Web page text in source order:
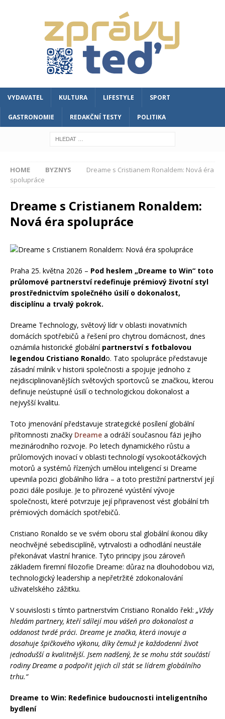
VYDAVATEL KULTURA LIFESTYLE SPORT
GASTRONOMIE REDAKČNÍ TESTY POLITIKA
HOME BYZNYS
Dreame s Cristianem Ronaldem: Nová éra
spolupráce
Dreame s Cristianem Ronaldem:
Nová éra spolupráce
Praha 25. května 2026 – Pod heslem „Dreame to Win“ toto
průlomové partnerství redefinuje prémiový životní styl
prostřednictvím společného úsilí o dokonalost,
disciplínu a trvalý pokrok.
Dreame Technology, světový lídr v oblasti inovativních
domácích spotřebičů a řešení pro chytrou domácnost, dnes
oznámila historické globální partnerství s fotbalovou
legendou Cristiano Ronaldo. Tato spolupráce představuje
zásadní milník v historii společnosti a spojuje jednoho z
nejdisciplinovanějších světových sportovců se značkou, kterou
definuje neústupné úsilí o technologickou dokonalost a
nejvyšší kvalitu.
Toto jmenování představuje strategické posílení globální
přítomnosti značky Dreame a odráží současnou fázi jejího
mezinárodního rozvoje. Po letech dynamického růstu a
průlomových inovací v oblasti technologií vysokootáčkových
motorů a systémů řízených umělou inteligencí si Dreame
upevnila pozici globálního lídra – a toto prestižní partnerství její
pozici dále posiluje. Je to přirozené vyústění vývoje
společnosti, které potvrzuje její připravenost vést globální trh
prémiových domácích spotřebičů.
Cristiano Ronaldo se ve svém oboru stal globální ikonou díky
neochvějné sebedisciplíně, vytrvalosti a odhodlání neustále
překonávat vlastní hranice. Tyto principy jsou zároveň
základem firemní filozofie Dreame: důraz na dlouhodobou vizi,
technologický leadership a nepřetržité zdokonalování
uživatelského zážitku.
V souvislosti s tímto partnerstvím Cristiano Ronaldo řekl: „Vždy
hledám partnery, kteří sdílejí mou vášeň pro dokonalost a
oddanost tvrdé práci. Dreame je značka, která inovuje a
dosahuje špičkového výkonu, díky čemuž je každodenní život
jednodušší a kvalitnější. Jsem nadšený, že se mohu stát součástí
rodiny Dreame a podpořit jejich cíl stát se lídrem globálního
trhu.“
Dreame to Win: Redefinice budoucnosti inteligentního
bydlení